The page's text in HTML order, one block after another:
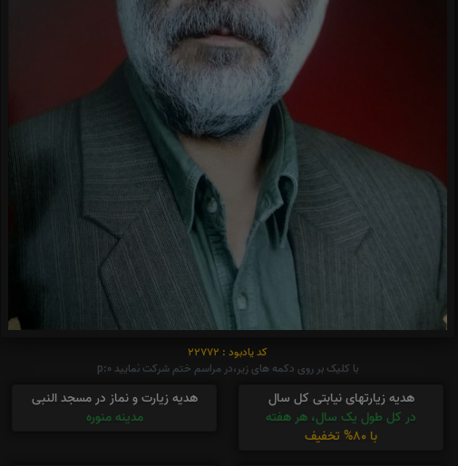
کد یادبود : 22772
با کلیک بر روی دکمه های زیر،در مراسم ختم شرکت نمایید p:0
هدیه زیارتهای نیابتی کل سال
در کل طول یک سال، هر هفته
با 80% تخفیف
هدیه زیارت و نماز در مسجد النبی
مدینه منوره